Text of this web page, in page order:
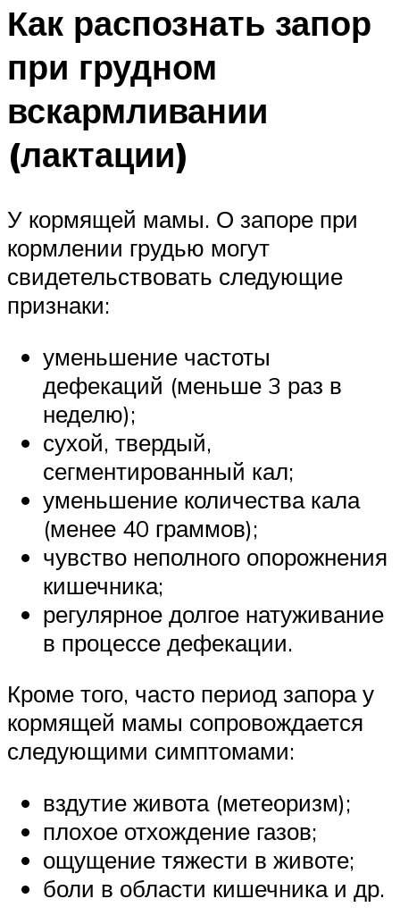
Как распознать запор
при грудном
вскармливании
(лактации)
У кормящей мамы. О запоре при
кормлении грудью могут
свидетельствовать следующие
признаки:
уменьшение частоты
дефекаций (меньше 3 раз в
неделю);
сухой, твердый,
сегментированный кал;
уменьшение количества кала
(менее 40 граммов);
чувство неполного опорожнения
кишечника;
регулярное долгое натуживание
в процессе дефекации.
Кроме того, часто период запора у
кормящей мамы сопровождается
следующими симптомами:
вздутие живота (метеоризм);
плохое отхождение газов;
ощущение тяжести в животе;
боли в области кишечника и др.